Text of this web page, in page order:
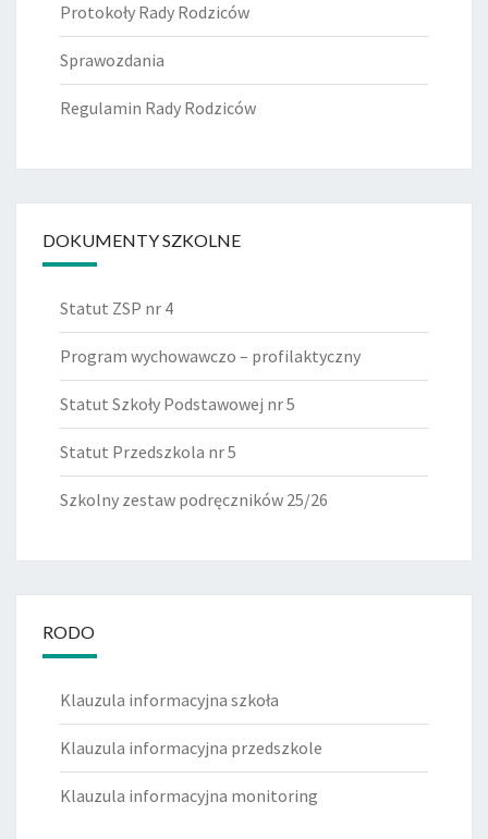
Protokoły Rady Rodziców
Sprawozdania
Regulamin Rady Rodziców
DOKUMENTY SZKOLNE
Statut ZSP nr 4
Program wychowawczo – profilaktyczny
Statut Szkoły Podstawowej nr 5
Statut Przedszkola nr 5
Szkolny zestaw podręczników 25/26
RODO
Klauzula informacyjna szkoła
Klauzula informacyjna przedszkole
Klauzula informacyjna monitoring